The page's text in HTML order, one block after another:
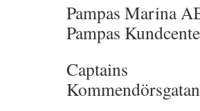
Pampas Marina
Pampas
Captains